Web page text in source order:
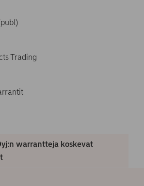
Trading
warrantteja koskevat